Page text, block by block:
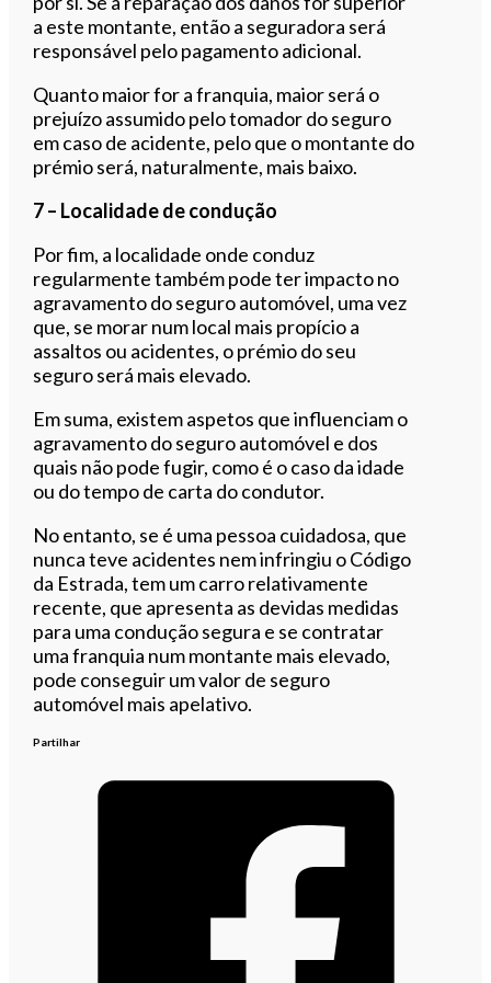
a este montante, então a seguradora será
responsável pelo pagamento adicional.
Quanto maior for a franquia, maior será o
prejuízo assumido pelo tomador do seguro
em caso de acidente, pelo que o montante do
prémio será, naturalmente, mais baixo.
7 – Localidade de condução
Por fim, a localidade onde conduz
regularmente também pode ter impacto no
agravamento do seguro automóvel, uma vez
que, se morar num local mais propício a
assaltos ou acidentes, o prémio do seu
seguro será mais elevado.
Em suma, existem aspetos que influenciam o
agravamento do seguro automóvel e dos
quais não pode fugir, como é o caso da idade
ou do tempo de carta do condutor.
No entanto, se é uma pessoa cuidadosa, que
nunca teve acidentes nem infringiu o Código
da Estrada, tem um carro relativamente
recente, que apresenta as devidas medidas
para uma condução segura e se contratar
uma franquia num montante mais elevado,
pode conseguir um valor de seguro
automóvel mais apelativo.
Partilhar